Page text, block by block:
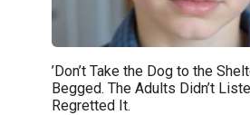
’Don’t Take the Dog to the
Begged. The Adults Didn’t
Regretted It.